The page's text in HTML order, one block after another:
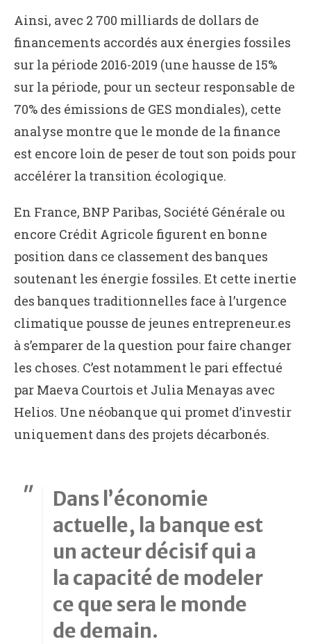
Ainsi, avec 2 700 milliards de dollars de
financements accordés aux énergies fossiles
sur la période 2016-2019 (une hausse de 15%
sur la période, pour un secteur responsable de
70% des émissions de GES mondiales), cette
analyse montre que le monde de la finance
est encore loin de peser de tout son poids pour
accélérer la transition écologique.
En France, BNP Paribas, Société Générale ou
encore Crédit Agricole figurent en bonne
position dans ce classement des banques
soutenant les énergie fossiles. Et cette inertie
des banques traditionnelles face à l’urgence
climatique pousse de jeunes entrepreneur.es
à s’emparer de la question pour faire changer
les choses. C’est notamment le pari effectué
par Maeva Courtois et Julia Menayas avec
Helios. Une néobanque qui promet d’investir
uniquement dans des projets décarbonés.
Dans l’économie
actuelle, la banque est
un acteur décisif qui a
la capacité de modeler
ce que sera le monde
de demain.